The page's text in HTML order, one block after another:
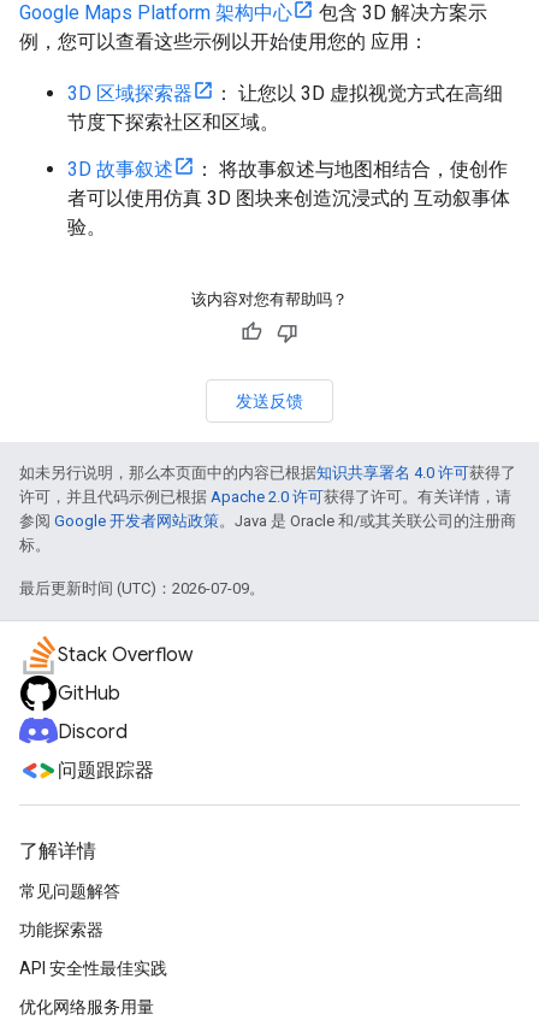
Google Maps Platform 架构中心
包含 3D 解决方案示
例，您可以查看这些示例以开始使用您的 应用：
3D 区域探索器
： 让您以 3D 虚拟视觉方式在高细
节度下探索社区和区域。
3D 故事叙述
： 将故事叙述与地图相结合，使创作
者可以使用仿真 3D 图块来创造沉浸式的 互动叙事体
验。
该内容对您有帮助吗？
发送反馈
如未另行说明，那么本页面中的内容已根据知识共享署名 4.0 许可获得了
许可，并且代码示例已根据 Apache 2.0 许可获得了许可。有关详情，请
参阅 Google 开发者网站政策。Java 是 Oracle 和/或其关联公司的注册商
标。
最后更新时间 (UTC)：2026-07-09。
Stack Overflow
GitHub
Discord
问题跟踪器
了解详情
常见问题解答
功能探索器
API 安全性最佳实践
优化网络服务用量